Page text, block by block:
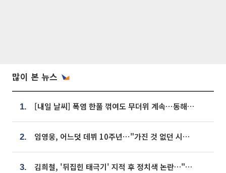
많이 본 뉴스
1. [내일 날씨] 폭염 한풀 꺾여도 무더위 계속⋯동해안 이틀 연속 비
2. 임영웅, 어느덧 데뷔 10주년⋯"가진 것 없던 시절, 내 앞엔 20명의 팬뿐"
3. 김희철, '뒤집힌 태극기' 지적 후 정치색 논란…"좌우 떠나 우리나라 국기"